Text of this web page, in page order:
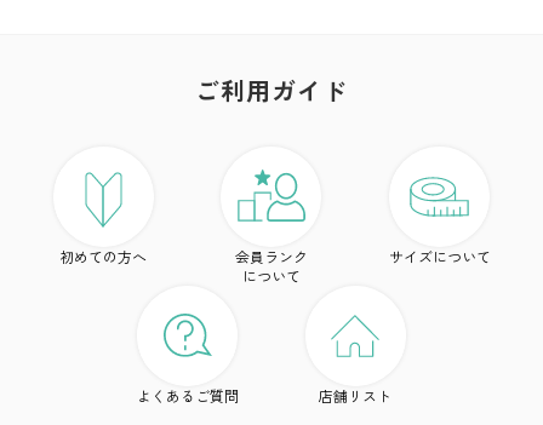
ご利用ガイド
初めての方へ
会員ランク
について
サイズについて
よくあるご質問 店舗リスト